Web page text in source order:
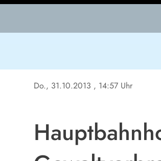
Do., 31.10.2013 , 14:57 Uhr